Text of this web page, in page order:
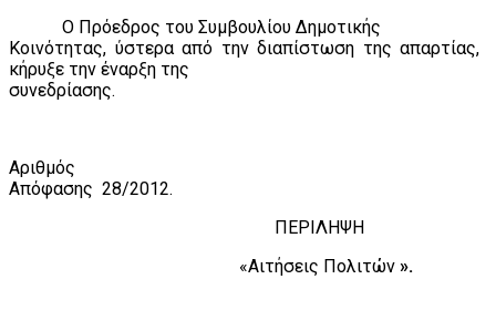
Ο Πρόεδρος του Συμβουλίου Δημοτικής
Κοινότητας, ύστερα από την διαπίστωση της απαρτίας,
κήρυξε την έναρξη της
συνεδρίασης.
Αριθμός
Απόφασης 28/2012.
ΠΕΡΙΛΗΨΗ
«Αιτήσεις Πολιτών ».